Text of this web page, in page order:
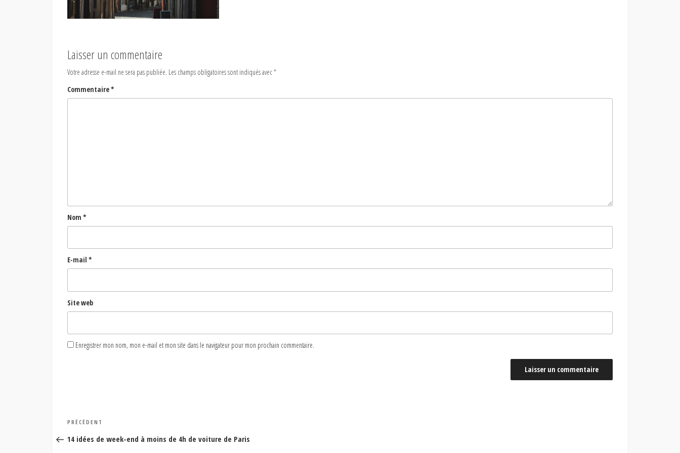
Laisser un commentaire
Votre adresse e-mail ne sera pas publiée. Les champs obligatoires sont indiqués avec*
Commentaire*
Nom *
E-mail *
Site web
Enregistrer mon nom, mon e-mail et mon site dans le navigateur pour mon prochain commentaire.
Navigation
de
Article
précédent
PRÉCÉDENT
14 idées de week-end à moins de 4h de voiture de Paris